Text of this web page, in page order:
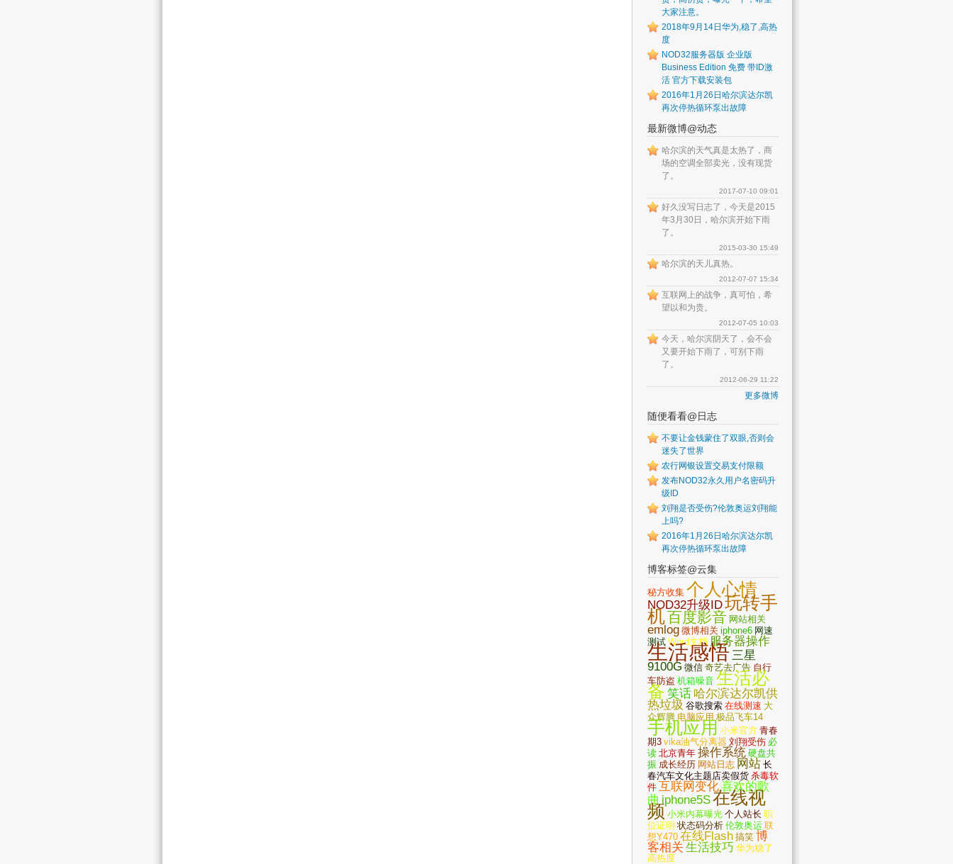
大家注意。
2018年9月14日华为,稳了,高热
度
NOD32服务器版 企业版
Business Edition 免费 带ID激
活 官方下载安装包
2016年1月26日哈尔滨达尔凯
再次停热循环泵出故障
最新微博@动态
哈尔滨的天气真是太热了，商
场的空调全部卖光，没有现货
了。
2017-07-10 09:01
好久没写日志了，今天是2015
年3月30日，哈尔滨开始下雨
了。
2015-03-30 15:49
哈尔滨的天儿真热。
2012-07-07 15:34
互联网上的战争，真可怕，希
望以和为贵。
2012-07-05 10:03
今天，哈尔滨阴天了，会不会
又要开始下雨了，可别下雨
了。
2012-06-29 11:22
更多微博
随便看看@日志
不要让金钱蒙住了双眼,否则会
迷失了世界
农行网银设置交易支付限额
发布NOD32永久用户名密码升
级ID
刘翔是否受伤?伦敦奥运刘翔能
上吗?
2016年1月26日哈尔滨达尔凯
再次停热循环泵出故障
博客标签@云集
秘方收集 个人心情
NOD32升级ID玩转手
机百度影音 网站相关
emlog 微博相关 iphone6 网速
测试 Word文档 服务器操作
生活感悟 三星
9100G 微信 奇艺去广告 自行
车防盗 机箱噪音 生活必
备 笑话 哈尔滨达尔凯供
热垃圾 谷歌搜索 在线测速 大
众辉腾 电脑应用 极品飞车14
手机应用 小米官方 青春
期3 vika油气分离器 刘翔受伤 必
读 北京青年 操作系统 硬盘共
振 成长经历 网站日志 网站 长
春汽车文化主题店卖假货 杀毒软
件 互联网变化喜欢的歌
曲 iphone5S在线视
频 小米内幕曝光 个人站长 职
位证明 状态码分析 伦敦奥运 联
想Y470 在线Flash 搞笑 博
客相关 生活技巧 华为稳了
高热度